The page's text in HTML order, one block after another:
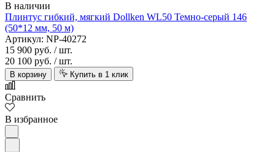
В наличии
Плинтус гибкий, мягкий Dollken WL50 Темно-серый 146
(50*12 мм, 50 м)
Артикул: NP-40272
15 900 руб. / шт.
20 100 руб. / шт.
В корзину Купить в 1 клик
Сравнить
В избранное